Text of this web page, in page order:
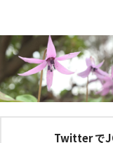
Twitter で